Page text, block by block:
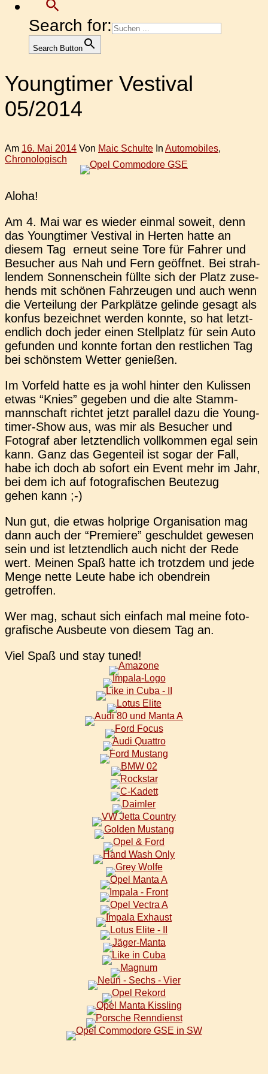
Search for:
Search Button
Youngtimer Vestival
05/2014
Am 16. Mai 2014 Von Maic Schulte In Automobiles,
Chronologisch
Aloha!
Am 4. Mai war es wieder einmal soweit, denn
das Young­timer Ves­ti­val in Herten hatte an
diesem Tag erneut seine Tore für Fahrer und
Besu­cher aus Nah und Fern geöff­net. Bei strah­
len­dem Son­nen­schein füllte sich der Platz zuse­
hends mit schö­nen Fahr­zeu­gen und auch wenn
die Ver­tei­lung der Park­plät­ze gelin­de gesagt als
konfus bezeich­net werden konnte, so hat letzt­
end­lich doch jeder einen Stell­platz für sein Auto
gefun­den und konnte fortan den rest­li­chen Tag
bei schöns­tem Wetter genießen.
Im Vor­feld hatte es ja wohl hinter den Kulis­sen
etwas “Knies” gege­ben und die alte Stamm­
mann­schaft rich­tet jetzt par­al­lel dazu die Young­
timer-Show aus, was mir als Besu­cher und
Foto­graf aber letzt­end­lich voll­kom­men egal sein
kann. Ganz das Gegen­teil ist sogar der Fall,
habe ich doch ab sofort ein Event mehr im Jahr,
bei dem ich auf foto­gra­fi­schen Beu­te­zug
gehen kann ;-)
Nun gut, die etwas holp­ri­ge Orga­ni­sa­ti­on mag
dann auch der “Pre­mie­re” geschul­det gewe­sen
sein und ist letzt­end­lich auch nicht der Rede
wert. Meinen Spaß hatte ich trotz­dem und jede
Menge nette Leute habe ich oben­drein
getroffen.
Wer mag, schaut sich ein­fach mal meine foto­
gra­fi­sche Aus­beu­te von diesem Tag an.
Viel Spaß und stay tuned!